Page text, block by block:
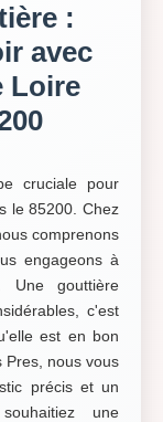
:
avec
Loire
cruciale pour
le 85200. Chez
comprenons
engageons à
Une gouttière
c'est
est en bon
Pres, nous vous
précis et un
une